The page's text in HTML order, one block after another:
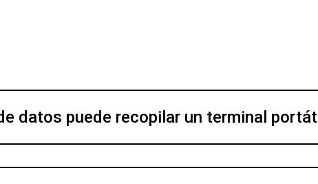
datos puede recopilar un terminal